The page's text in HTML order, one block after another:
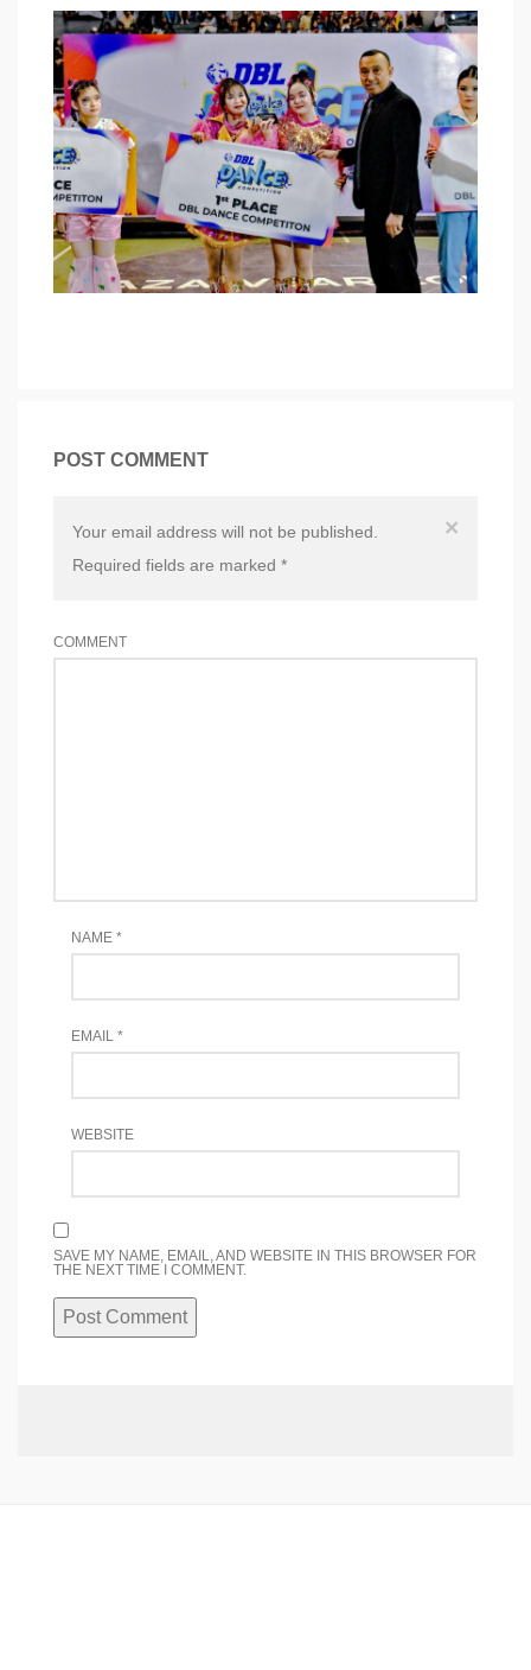
POST COMMENT
×
Your email address will not be published.
Required fields are marked *
COMMENT
NAME *
EMAIL *
WEBSITE
SAVE MY NAME, EMAIL, AND WEBSITE IN THIS BROWSER FOR
THE NEXT TIME I COMMENT.